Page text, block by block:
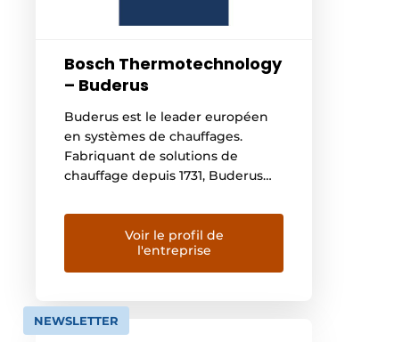
Bosch Thermotechnology
– Buderus
Buderus est le leader européen
en systèmes de chauffages.
Fabriquant de solutions de
chauffage depuis 1731, Buderus
en matière de chauffage que
nous mettons à votre disposition.
Cette expérience nous a permis
avec le temps de développer une
conception de systèmes de
chauffages interconnectés,
Voir le profil de
l'entreprise
NEWSLETTER